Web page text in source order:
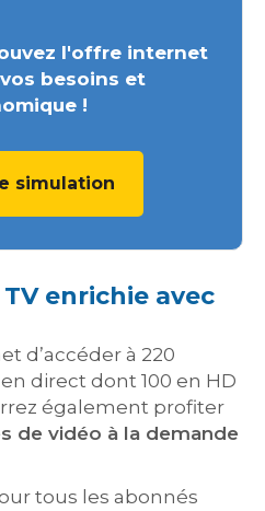
l'offre internet
besoins et
!
simulation
enrichie avec
d’accéder à 220
direct dont 100 en HD
également profiter
de vidéo à la demande
tous les abonnés